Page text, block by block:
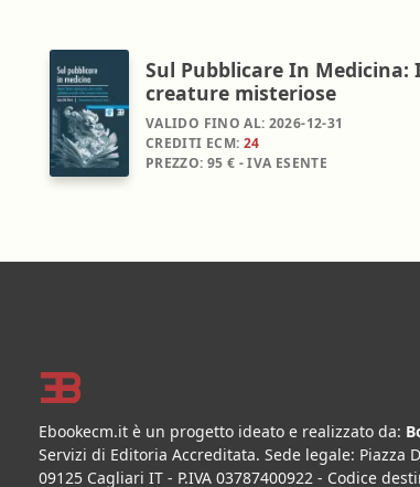
Sul Pubblicare In Medicina:
creature misteriose
VALIDO FINO AL: 2026-12-31
CREDITI ECM: 24
PREZZO: 95 € - IVA ESENTE
Footer
Ebookecm.it è un progetto ideato e realizzato da:
Servizi di Editoria Accreditata. Sede legale: Piazza
09125 Cagliari IT - P.IVA 03787400922 - Codice